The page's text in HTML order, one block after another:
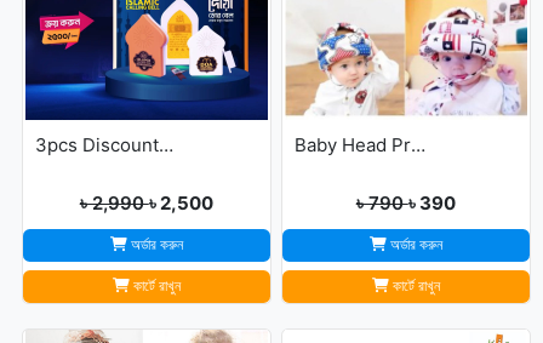
3pcs Discount Package (Dua Door Bell, Islamic Calling Bell, Plug In Quran)
৳ 2,990৳ 2,500
অর্ডার করুন
কার্টে রাখুন
Baby Head Protector Cap Child Walking Safety
৳ 790৳ 390
অর্ডার করুন
কার্টে রাখুন